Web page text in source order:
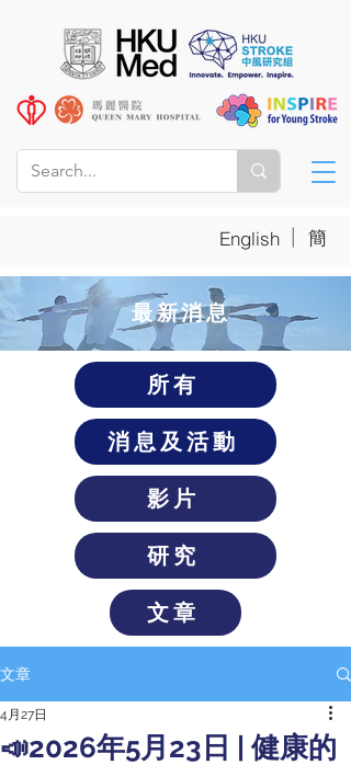
English | 簡
​最新消息
所有
消息及活動
影片
研究
文章
文章
📣2026年5月23日 | 健康的
4月27日